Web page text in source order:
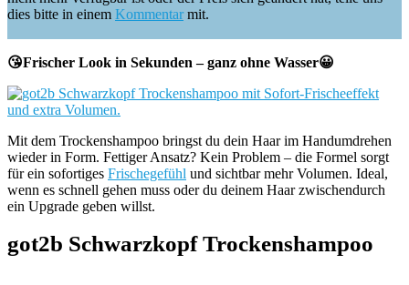
dies bitte in einem Kommentarmit.
😘Frischer Look in Sekunden – ganz ohne Wasser😀
Mit dem Trockenshampoo bringst du dein Haar im Handumdrehen
wieder in Form. Fettiger Ansatz? Kein Problem – die Formel sorgt
für ein sofortiges Frischegefühl und sichtbar mehr Volumen. Ideal,
wenn es schnell gehen muss oder du deinem Haar zwischendurch
ein Upgrade geben willst.
got2b Schwarzkopf Trockenshampoo